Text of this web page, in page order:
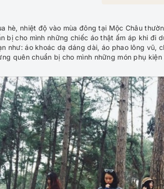
hè, nhiệt độ vào mùa đông tại Mộc Châu
bị cho mình những chiếc áo thật ấm áp khi đi
như: áo khoác dạ dáng dài, áo phao lông vũ,
quên chuẩn bị cho mình những món phụ